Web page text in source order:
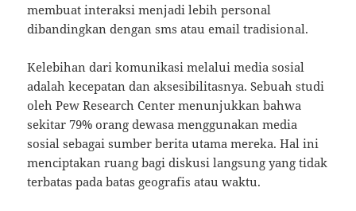
membuat interaksi menjadi lebih personal
dibandingkan dengan sms atau email tradisional.
Kelebihan dari komunikasi melalui media sosial
adalah kecepatan dan aksesibilitasnya. Sebuah studi
oleh Pew Research Center menunjukkan bahwa
sekitar 79% orang dewasa menggunakan media
sosial sebagai sumber berita utama mereka. Hal ini
menciptakan ruang bagi diskusi langsung yang tidak
terbatas pada batas geografis atau waktu.